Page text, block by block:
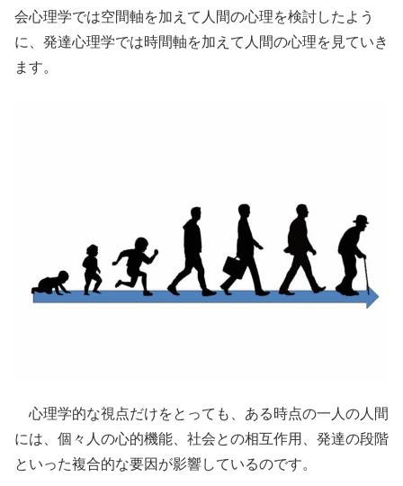
会心理学では空間軸を加えて人間の心理を検討したよう
に、発達心理学では時間軸を加えて人間の心理を見ていき
ます。
心理学的な視点だけをとっても、ある時点の一人の人間
には、個々人の心的機能、社会との相互作用、発達の段階
といった複合的な要因が影響しているのです。